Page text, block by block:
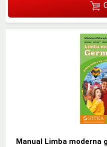
Manual Limba moderna